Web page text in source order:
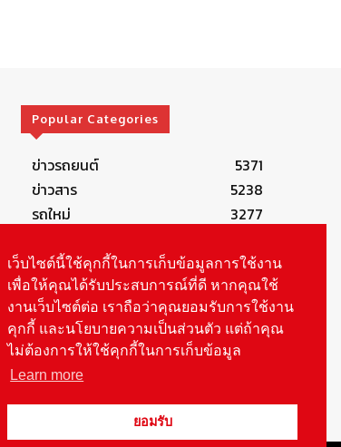
Popular Categories
ข่าวรถยนต์
5371
ข่าวสาร
5238
รถใหม่
3277
Smart Life
554
Technology
541
Autolife Lifestyle
490
Vehicle
388
เว็บไซต์นี้ใช้คุกกี้ในการเก็บข้อมูลการใช้งาน
เพื่อให้คุณได้รับประสบการณ์ที่ดี หากคุณใช้
งานเว็บไซต์ต่อ เราถือว่าคุณยอมรับการใช้งาน
คุกกี้ และนโยบายความเป็นส่วนตัว แต่ถ้าคุณ
ไม่ต้องการให้ใช้คุกกี้ในการเก็บข้อมูล
Learn more
ยอมรับ